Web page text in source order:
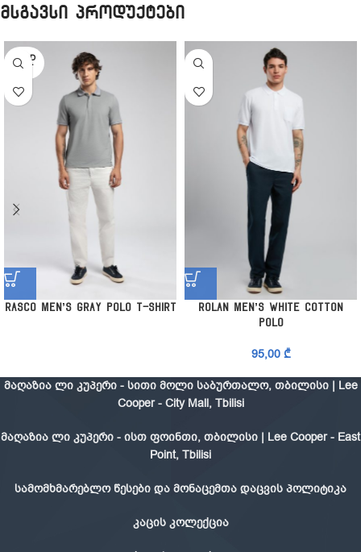
მსგავსი პროდუქტები
SOLD
OUT
Rasco Men’s Gray Polo T-Shirt
Rolan Men’s White Cotton
Polo
95,00 ₾
მაღაზია ლი კუპერი - სითი მოლი საბურთალო, თბილისი | Lee
Cooper - City Mall, Tbilisi
მაღაზია ლი კუპერი - ისთ ფოინთი, თბილისი | Lee Cooper - East
Point, Tbilisi
სამომხმარებლო წესები და მონაცემთა დაცვის პოლიტიკა
კაცის კოლექცია